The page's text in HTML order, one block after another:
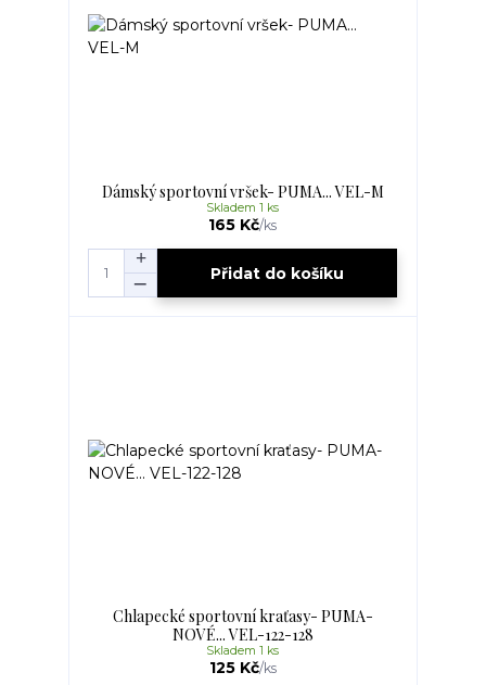
Dámský sportovní vršek- PUMA... VEL-M
165 Kč/ks
Skladem 1 ks
Přidat do košíku
Chlapecké sportovní kraťasy- PUMA-
NOVÉ... VEL-122-128
125 Kč/ks
Skladem 1 ks